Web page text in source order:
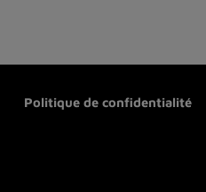
Politique de confidentialité